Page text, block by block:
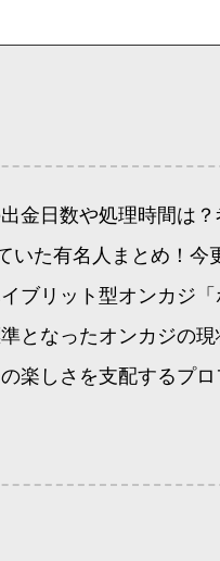
金日数や処理時間は
いた有名人まとめ！今
ブリット型オンカジ
となったオンカジの
楽しさを支配するプ